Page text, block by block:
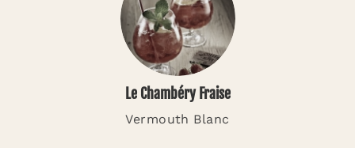
Le Chambéry Fraise
Vermouth Blanc